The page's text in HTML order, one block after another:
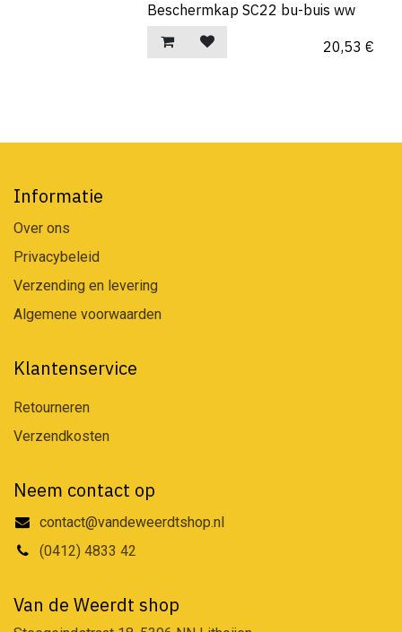
Beschermkap SC22 bu-buis ww
20,53 €
Informatie
Over ons
Privacybeleid
Verzending en levering
Algemene voorwaarden
Klantenservice
Retourneren
Verzendkosten
Neem contact op
contact@vandeweerdtshop.nl
(0412) 4833 42
Van de Weerdt shop